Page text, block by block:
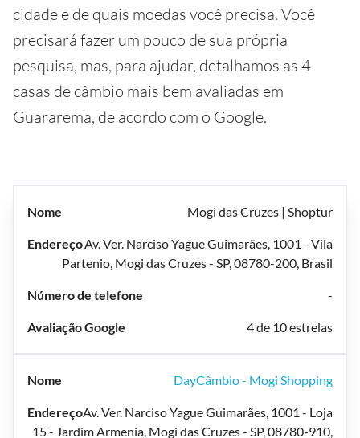
cidade e de quais moedas você precisa. Você
precisará fazer um pouco de sua própria
pesquisa, mas, para ajudar, detalhamos as 4
casas de câmbio mais bem avaliadas em
Guararema, de acordo com o Google.
Mogi das Cruzes | Shoptur
Av. Ver. Narciso Yague Guimarães, 1001 - Vila
Partenio, Mogi das Cruzes - SP, 08780-200, Brasil
-
4 de 10 estrelas
DayCâmbio - Mogi Shopping
Av. Ver. Narciso Yague Guimarães, 1001 - Loja
15 - Jardim Armenia, Mogi das Cruzes - SP, 08780-910,